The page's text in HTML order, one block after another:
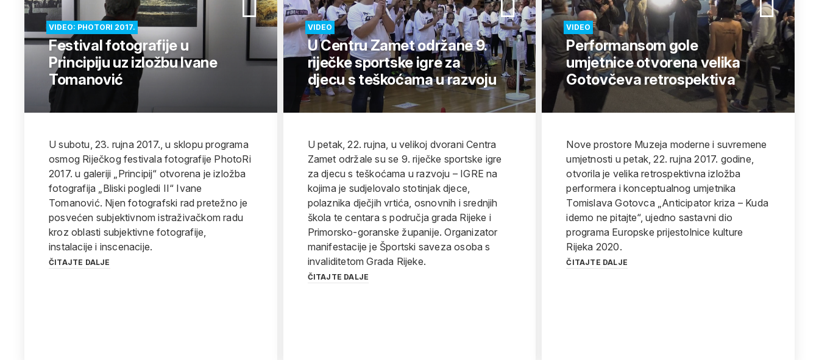
VIDEO: PHOTORI 2017.
Festival fotografije u
Principiju uz izložbu Ivane
Tomanović
U subotu, 23. rujna 2017., u sklopu programa
osmog Riječkog festivala fotografije PhotoRi
2017. u galeriji „Principij“ otvorena je izložba
fotografija „Bliski pogledi II“ Ivane
Tomanović. Njen fotografski rad pretežno je
posvećen subjektivnom istraživačkom radu
kroz oblasti subjektivne fotografije,
instalacije i inscenacije.
ČITAJTE DALJE
VIDEO
U Centru Zamet održane 9.
riječke sportske igre za
djecu s teškoćama u razvoju
U petak, 22. rujna, u velikoj dvorani Centra
Zamet održale su se 9. riječke sportske igre
za djecu s teškoćama u razvoju – IGRE na
kojima je sudjelovalo stotinjak djece,
polaznika dječjih vrtića, osnovnih i srednjih
škola te centara s područja grada Rijeke i
Primorsko-goranske županije. Organizator
manifestacije je Športski saveza osoba s
invaliditetom Grada Rijeke.
ČITAJTE DALJE
VIDEO
Performansom gole
umjetnice otvorena velika
Gotovčeva retrospektiva
Nove prostore Muzeja moderne i suvremene
umjetnosti u petak, 22. rujna 2017. godine,
otvorila je velika retrospektivna izložba
performera i konceptualnog umjetnika
Tomislava Gotovca „Anticipator kriza – Kuda
idemo ne pitajte“, ujedno sastavni dio
programa Europske prijestolnice kulture
Rijeka 2020.
ČITAJTE DALJE